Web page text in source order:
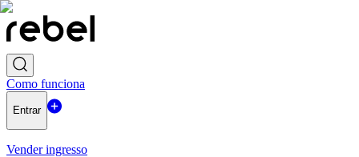
Como funciona
Entrar
Vender ingresso